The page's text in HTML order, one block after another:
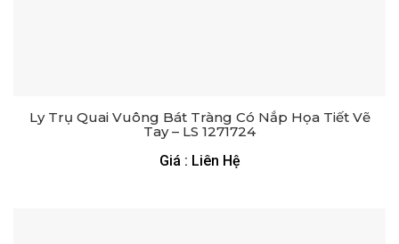
Ly Trụ Quai Vuông Bát Tràng Có Nắp Họa Tiết Vẽ
Tay – LS 1271724
Giá : Liên Hệ